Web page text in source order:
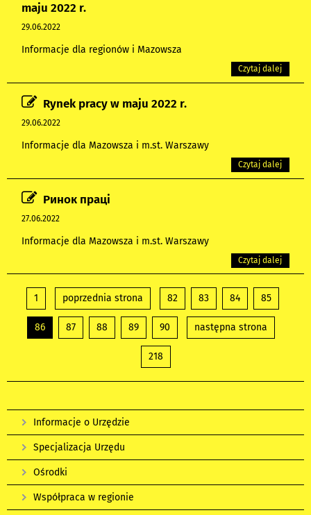
maju 2022 r.
29.06.2022
Informacje dla regionów i Mazowsza
Czytaj dalej
Rynek pracy w maju 2022 r.
29.06.2022
Informacje dla Mazowsza i m.st. Warszawy
Czytaj dalej
Ринок праці
27.06.2022
Informacje dla Mazowsza i m.st. Warszawy
Czytaj dalej
1 poprzednia strona 82 83 84 85
86 87 88 89 90 następna strona
218
Informacje o Urzędzie
Specjalizacja Urzędu
Ośrodki
Współpraca w regionie